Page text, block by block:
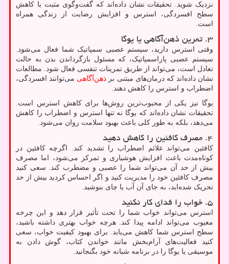
نزدیک شوید. تحقیقات نشان داده‌اند که گفت‌وگوی مثبت با کاهش
سطح افسردگی، استرس و افزایش رضایت از زندگی همراه
است.
۳. تمرین ذهن‌آگاهی یا یوگا
وقتی استرس دارید، سیستم عصبی سمپاتیک شما فعال می‌شود.
سیستم عصبی پاراسمپاتیک، که مسئول بازگرداندن بدن به حالت
تعادل است، می‌تواند از طریق تمرینات تنفسی فعال شود. مطالعات
نشان داده‌اند که درمان‌های مبتنی بر ذهن‌آگاهی می‌توانند افسردگی،
اضطراب و استرس را کاهش دهند.
یوگا نیز یکی از محبوب‌ترین روش‌ها برای کاهش استرس است.
تحقیقات نشان داده‌اند که یوگا نه تنها استرس و اضطراب را کاهش
می‌دهد، بلکه به طور کلی باعث بهبود سلامت روان می‌شود.
۴. مصرف کافئین را کاهش دهید
کافئین می‌تواند علائم اضطراب را تشدید کند. اگرچه کافئین در
کوتاه‌مدت باعث افزایش هوشیاری و تمرکز می‌شود، اما مصرف
بیش از حد آن می‌تواند شما را عصبی و مضطرب کند. سعی کنید
مصرف کافئین خود را مدیریت کنید و اگر احساس کردید بیش از حد
تحریک شده‌اید، به جای آن آب یا چای بنوشید.
۵. خواب را فدای کار نکنید
استرس می‌تواند خواب شما را تحت تأثیر قرار دهد و این چرخه
معیوب می‌تواند ادامه پیدا کند. هرچه خواب بهتری داشته باشید،
سطح استرس شما کاهش می‌یابد. برای بهبود کیفیت خواب، سعی
کنید فعالیت‌های آرام‌بخش مانند خواندن کتاب، گوش دادن به
موسیقی یا یوگا را در برنامه شبانه خود بگنجانید.